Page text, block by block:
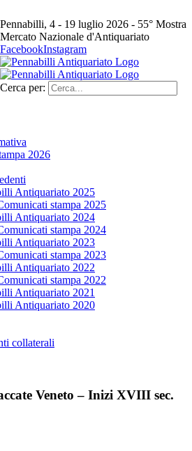
Pennabilli, 4 - 19 luglio 2026 - 55° Mostra
Mercato Nazionale d'Antiquariato
FacebookInstagram
Cerca per:
2026
Antiquariato 2025
stampa 2025
Antiquariato 2024
stampa 2024
Antiquariato 2023
stampa 2023
Antiquariato 2022
stampa 2022
Antiquariato 2021
Antiquariato 2020
collaterali
Veneto – Inizi XVIII sec.